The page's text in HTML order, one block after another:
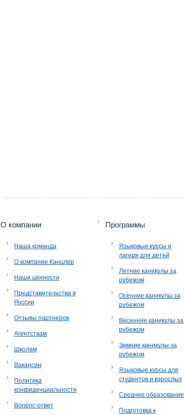
O компании
Наша команда
О компании Канцлер
Наши ценности
Представительства в
России
Отзывы партнеров
Агентствам
Школам
Вакансии
Политика
конфиденциальности
Вопрос-ответ
Программы
Языковые курсы и
лагеря для детей
Летние каникулы за
рубежом
Осенние каникулы за
рубежом
Весенние каникулы за
рубежом
Зимние каникулы за
рубежом
Языковые курсы для
студентов и взрослых
Среднее образование
Подготовка к